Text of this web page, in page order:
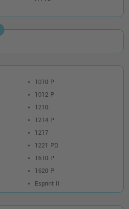
1010 P
1012 P
1210
1214 P
1217
1221 PD
1610 P
1620 P
Esprint II